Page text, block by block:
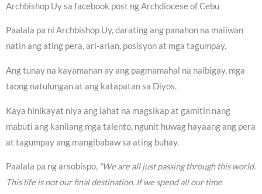
Archbishop Uy sa facebook post ng Archdiocese of Cebu
Paalala pa ni Archbishop Uy, darating ang panahon na maiiwan
natin ang ating pera, ari-arian, posisyon at mga tagumpay.
Ang tunay na kayamanan ay ang pagmamahal na naibigay, mga
taong natulungan at ang katapatan sa Diyos.
Kaya hinikayat niya ang lahat na magsikap at gamitin nang
mabuti ang kanilang mga talento, ngunit huwag hayaang ang pera
at tagumpay ang mangibabaw sa ating buhay.
Paalala pa ng arsobispo, “We are all just passing through this world.
This life is not our final destination. If we spend all our time